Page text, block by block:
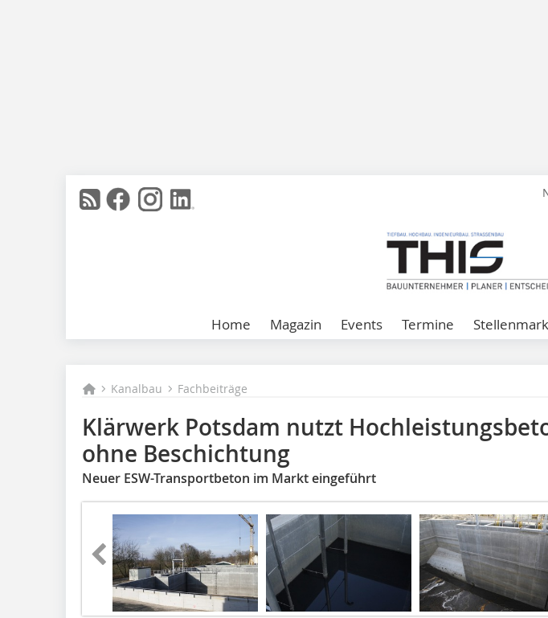
Home Magazin Events Termine
Kanalbau Fachbeiträge
Klärwerk Potsdam nutzt
ohne Beschichtung
Neuer ESW-Transportbeton im Markt eingeführt